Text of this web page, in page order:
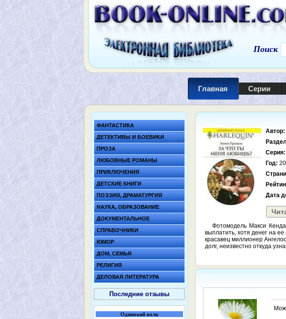
Поиск
Главная Серии
ФАНТАСТИКА
ДЕТЕКТИВЫ И БОЕВИКИ
ПРОЗА
ЛЮБОВНЫЕ РОМАНЫ
ПРИКЛЮЧЕНИЯ
ДЕТСКИЕ КНИГИ
ПОЭЗИЯ, ДРАМАТУРГИЯ
НАУКА, ОБРАЗОВАНИЕ
ДОКУМЕНТАЛЬНОЕ
СПРАВОЧНИКИ
ЮМОР
ДОМ, СЕМЬЯ
РЕЛИГИЯ
ДЕЛОВАЯ ЛИТЕРАТУРА
Последние отзывы
Одинокий волк
Автор:
Серия:
Год:
Дата
Фотомодель Макси
выплатить, хотя денег на
красавец миллионер
долг, неизвестно откуда